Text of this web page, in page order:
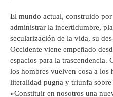
El mundo actual, construido
administrar la incertidumbre,
secularización de la vida, su
Occidente viene empeñado
espacios para la trascendencia.
los hombres vuelven cosa a los
literalidad pugna y triunfa
«Constituir en nosotros una